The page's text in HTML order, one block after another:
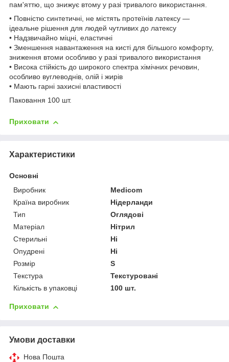
пам'яттю, що знижує втому у разі тривалого використання.
• Повністю синтетичні, не містять протеїнів латексу —
ідеальне рішення для людей чутливих до латексу
• Надзвичайно міцні, еластичні
• Зменшення навантаження на кисті для більшого комфорту,
зниження втоми особливо у разі тривалого використання
• Висока стійкість до широкого спектра хімічних речовин,
особливо вуглеводнів, олій і жирів
• Мають гарні захисні властивості
Паковання 100 шт.
Приховати
Характеристики
Основні
Виробник
Medicom
Країна виробник
Нідерланди
Тип
Оглядові
Матеріал
Нітрил
Стерильні
Ні
Опудрені
Ні
Розмір
S
Текстура
Текстуровані
Кількість в упаковці
100 шт.
Приховати
Умови доставки
Нова Пошта